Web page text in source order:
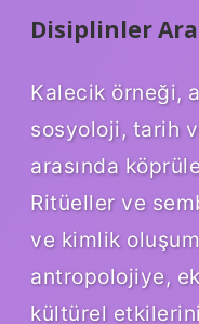
Disiplinler
Kalecik örneği,
sosyoloji, tarih
arasında
Ritüeller ve
ve kimlik
antropolojiye,
kültürel